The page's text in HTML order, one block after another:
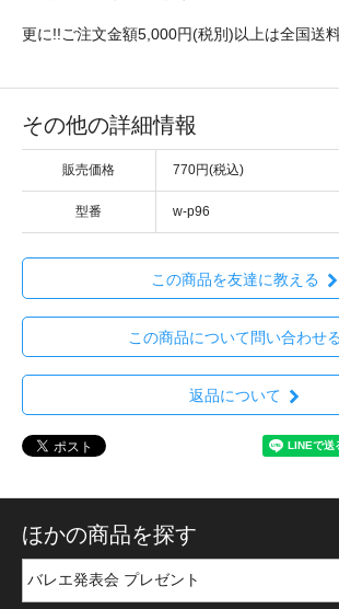
更に!!ご注文金額5,000円(税別)以上は全国送
その他の詳細情報
販売価格 770円(税込)
型番 w-p96
この商品を友達に教える
この商品について問い合わせる
返品について
ほかの商品を探す